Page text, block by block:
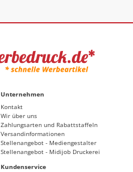
Unternehmen
Kontakt
Wir über uns
Zahlungsarten und Rabattstaffeln
Versandinformationen
Stellenangebot - Mediengestalter
Stellenangebot - Midijob Druckerei
Kundenservice